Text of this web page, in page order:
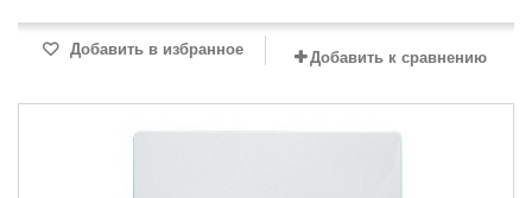
Добавить в избранное Добавить к сравнению